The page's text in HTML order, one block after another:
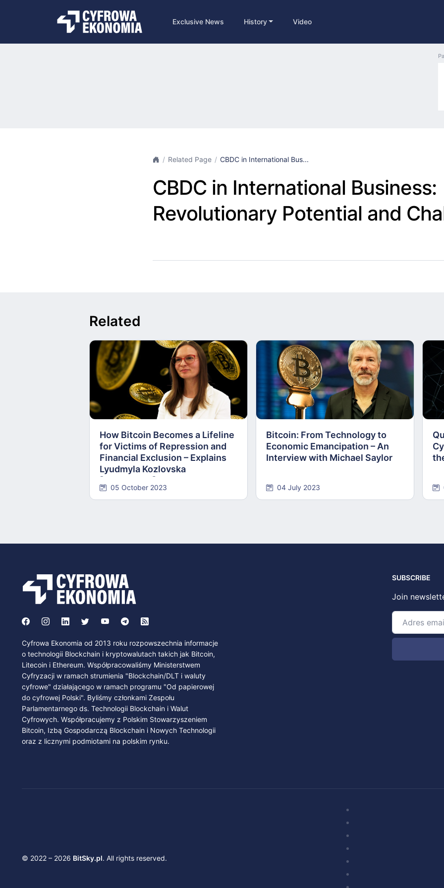
Exclusive News History Video
Related Page CBDC in International Bus...
CBDC in International Business:
Revolutionary Potential and
Related
How Bitcoin Becomes a Lifeline
for Victims of Repression and
Financial Exclusion – Explains
Lyudmyla Kozlovska
05 October 2023
Bitcoin: From Technology to
Economic Emancipation – An
Interview with Michael Saylor
04 July 2023
Cyfrowa Ekonomia od 2013 roku rozpowszechnia informacje
o technologii Blockchain i kryptowalutach takich jak Bitcoin,
Litecoin i Ethereum. Współpracowaliśmy Ministerstwem
Cyfryzacji w ramach strumienia "Blockchain/DLT i waluty
cyfrowe" działającego w ramach programu "Od papierowej
do cyfrowej Polski". Byliśmy członkami Zespołu
Parlamentarnego ds. Technologii Blockchain i Walut
Cyfrowych. Współpracujemy z Polskim Stowarzyszeniem
Bitcoin, Izbą Gospodarczą Blockchain i Nowych Technologii
oraz z licznymi podmiotami na polskim rynku.
SUBSCRIBE
Join
© 2022 – 2026 BitSky.pl. All rights reserved.